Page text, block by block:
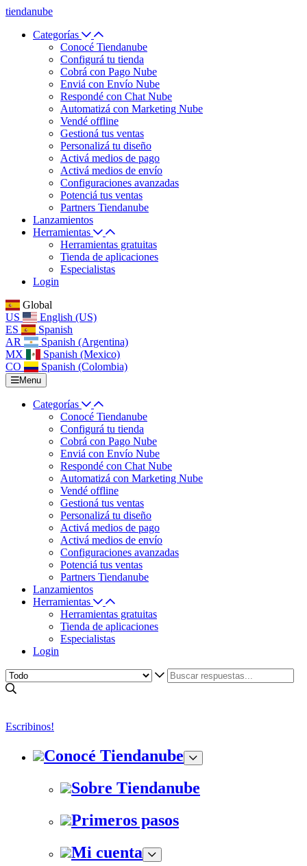
tiendanube
Categorías
Conocé Tiendanube
Configurá tu tienda
Cobrá con Pago Nube
Enviá con Envío Nube
Respondé con Chat Nube
Automatizá con Marketing Nube
Vendé offline
Gestioná tus ventas
Personalizá tu diseño
Activá medios de pago
Activá medios de envío
Configuraciones avanzadas
Potenciá tus ventas
Partners Tiendanube
Lanzamientos
Herramientas
Herramientas gratuitas
Tienda de aplicaciones
Especialistas
Login
Global
US
English (US)
ES
Spanish
AR
Spanish (Argentina)
MX
Spanish (Mexico)
CO
Spanish (Colombia)
Menu
Categorías
Conocé Tiendanube
Configurá tu tienda
Cobrá con Pago Nube
Enviá con Envío Nube
Respondé con Chat Nube
Automatizá con Marketing Nube
Vendé offline
Gestioná tus ventas
Personalizá tu diseño
Activá medios de pago
Activá medios de envío
Configuraciones avanzadas
Potenciá tus ventas
Partners Tiendanube
Lanzamientos
Herramientas
Herramientas gratuitas
Tienda de aplicaciones
Especialistas
Login
Escribinos!
Conocé Tiendanube
Sobre Tiendanube
Primeros pasos
Mi cuenta